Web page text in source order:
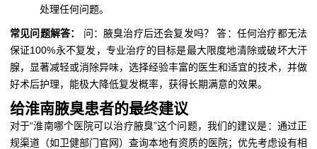
处理任何问题。
常见问题解答：
问：腋臭治疗后还会复发吗？ 答：任何治疗都无法
保证100%永不复发，专业治疗的目标是最大限度地清除或破坏大汗
腺，显著减轻或消除异味，选择经验丰富的医生和适宜的技术，并做
好术后护理，能极大降低复发概率，获得长期满意的效果。
给淮南腋臭患者的最终建议
对于“淮南哪个医院可以治疗腋臭”这个问题，我们的建议是：通过正
规渠道（如卫健部门官网）查询本地有资质的医院；优先考虑设有相